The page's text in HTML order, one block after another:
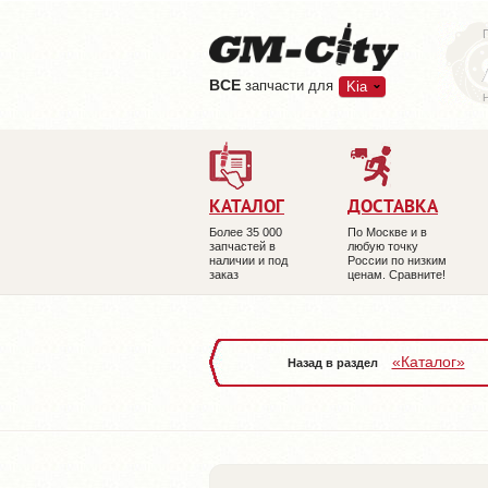
ВCE запчасти для Kia
КАТАЛОГ
Более 35 000
запчастей в
наличии и под
заказ
ДОСТАВКА
По Москве и в
любую точку
России по низким
ценам. Сравните!
Назад в раздел «Каталог»